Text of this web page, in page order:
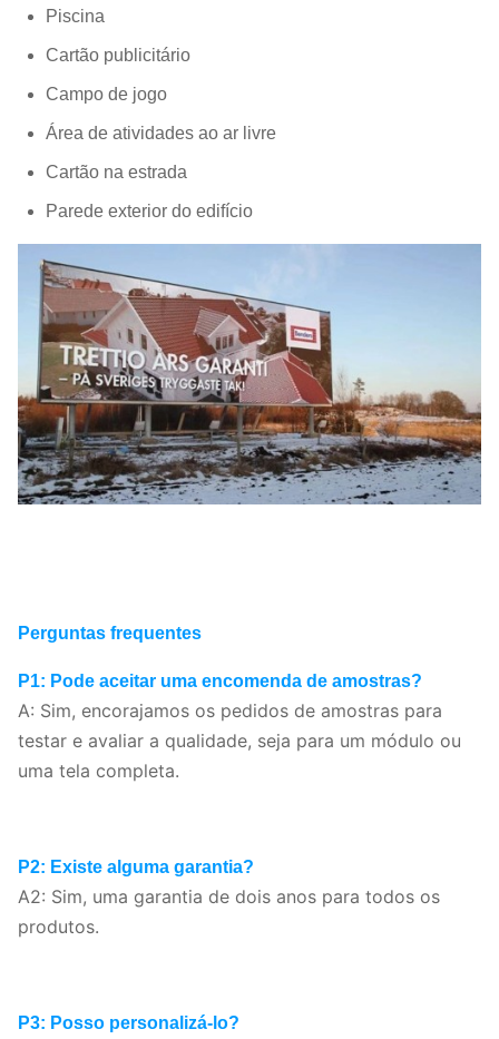
Piscina
Cartão publicitário
Campo de jogo
Área de atividades ao ar livre
Cartão na estrada
Parede exterior do edifício
Perguntas frequentes
P1: Pode aceitar uma encomenda de amostras?
A: Sim, encorajamos os pedidos de amostras para
testar e avaliar a qualidade, seja para um módulo ou
uma tela completa.
P2: Existe alguma garantia?
A2: Sim, uma garantia de dois anos para todos os
produtos.
P3: Posso personalizá-lo?